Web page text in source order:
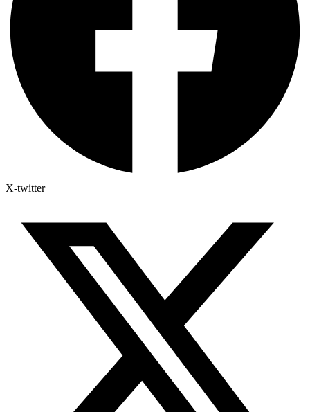
X-twitter